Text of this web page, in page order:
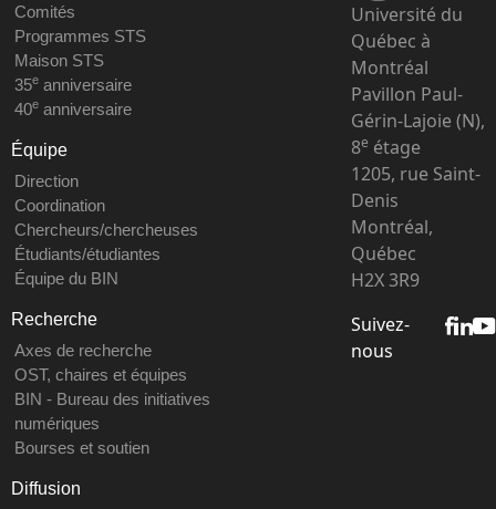
Comités
Programmes STS
Maison STS
35eanniversaire
40eanniversaire
Équipe
Direction
Coordination
Chercheurs/chercheuses
Étudiants/étudiantes
Équipe du BIN
Recherche
Axes de recherche
OST, chaires et équipes
BIN - Bureau des initiatives
numériques
Bourses et soutien
Diffusion
Université du
Québec à
Montréal
Pavillon Paul-
Gérin-Lajoie (N),
8e étage
1205, rue Saint-
Denis
Montréal,
Québec
H2X 3R9
Suivez-
nous